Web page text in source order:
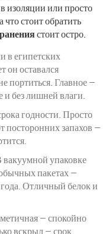
изоляции или просто
что стоит обратить
стоит остро.
в египетских
он оставался
портиться. Главное —
и без лишней влаги.
годности. Просто
посторонних запахов —
вакуумной упаковке
пакетах —
Отличный белок и
— спокойно
вскрыл — срок